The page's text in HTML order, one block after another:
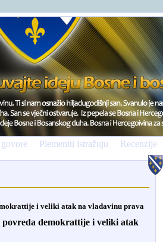
Plemeniti istražuju Recenzije
i veliki atak na vladavinu prava
demokrattije i veliki atak